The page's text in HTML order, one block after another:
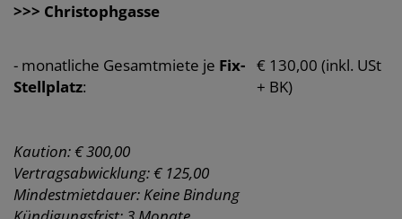
>>> Christophgasse
- monatliche Gesamtmiete je Fix-
Stellplatz:
€ 130,00 (inkl. USt
+ BK)
Kaution: € 300,00
Vertragsabwicklung: € 125,00
Mindestmietdauer: Keine Bindung